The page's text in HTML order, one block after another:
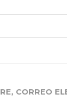
CORREO